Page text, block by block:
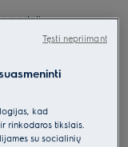
mastelį
kad
rinkodaros tikslais.
su socialinių
Tęsti nepriimant